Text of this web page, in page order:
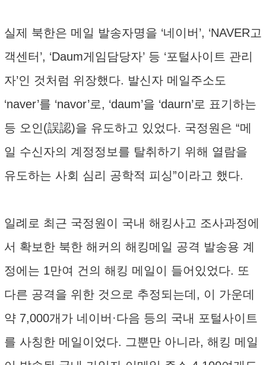
실제 북한은 메일 발송자명을 ‘네이버’, ‘NAVER고
객센터’, ‘Daum게임담당자’ 등 ‘포털사이트 관리
자’인 것처럼 위장했다. 발신자 메일주소도
‘naver’를 ‘navor’로, ‘daum’을 ‘daurn’로 표기하는
등 오인(誤認)을 유도하고 있었다. 국정원은 “메
일 수신자의 계정정보를 탈취하기 위해 열람을
유도하는 사회 심리 공학적 피싱”이라고 했다.
일례로 최근 국정원이 국내 해킹사고 조사과정에
서 확보한 북한 해커의 해킹메일 공격 발송용 계
정에는 1만여 건의 해킹 메일이 들어있었다. 또
다른 공격을 위한 것으로 추정되는데, 이 가운데
약 7,000개가 네이버·다음 등의 국내 포털사이트
를 사칭한 메일이었다. 그뿐만 아니라, 해킹 메일